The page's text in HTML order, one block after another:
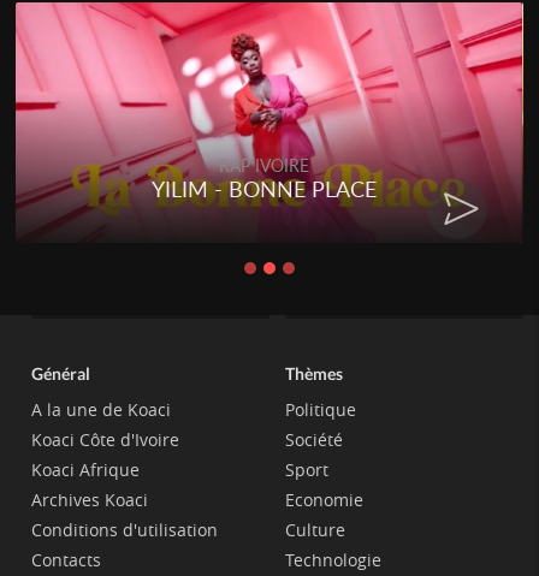
RAP IVOIRE
YILIM - BONNE PLACE
Général
A la une de Koaci
Koaci Côte d'Ivoire
Koaci Afrique
Archives Koaci
Conditions d'utilisation
Contacts
Thèmes
Politique
Société
Sport
Economie
Culture
Technologie